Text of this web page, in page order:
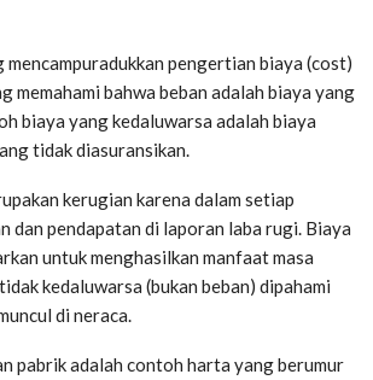
mencampuradukkan pengertian biaya (cost)
memahami bahwa beban adalah biaya yang
biaya yang kedaluwarsa adalah biaya
tidak diasuransikan.
kerugian karena dalam setiap
dan pendapatan di laporan laba rugi. Biaya
untuk menghasilkan manfaat masa
kedaluwarsa (bukan beban) dipahami
di neraca.
pabrik adalah contoh harta yang berumur